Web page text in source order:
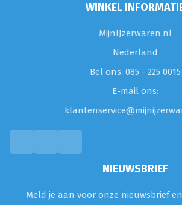
WINKEL
MijnIJzerwaren.nl
Nederland
Bel ons: 085 - 225 0015
E-mail ons:
NIEUWSBRIEF
Meld je aan voor onze nieuwsbrief